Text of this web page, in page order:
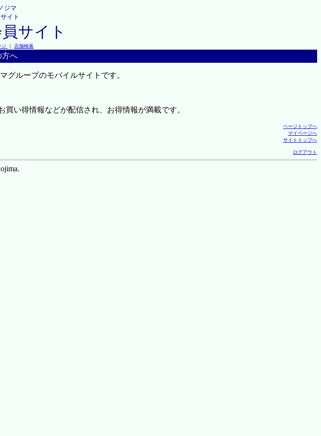
ジマ
イト
サイト
ジ ｜ 店舗検索
方へ
グループのモバイルサイトです。
い得情報などが配信され、お得情報が満載です。
ページトップへ
マイページへ
サイトトップへ
ログアウト